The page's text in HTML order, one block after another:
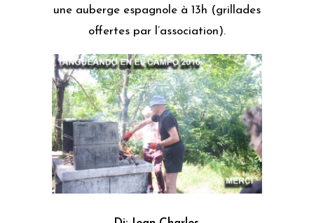
une auberge espagnole à 13h (grillades
offertes par l’association).